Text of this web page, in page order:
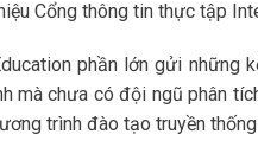
Cổng thông tin thực tập
phần lớn gửi những
mà chưa có đội ngũ phân
trình đào tạo truyền